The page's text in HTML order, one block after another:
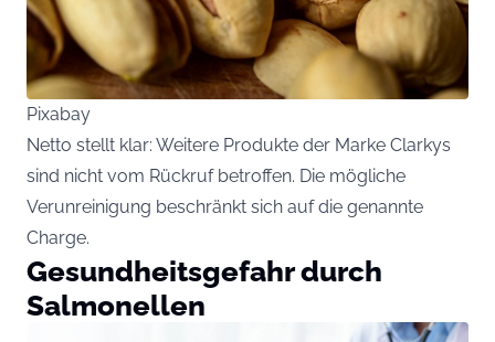
Pixabay
Netto stellt klar: Weitere Produkte der Marke Clarkys
sind nicht vom Rückruf betroffen. Die mögliche
Verunreinigung beschränkt sich auf die genannte
Charge.
Gesundheitsgefahr durch
Salmonellen